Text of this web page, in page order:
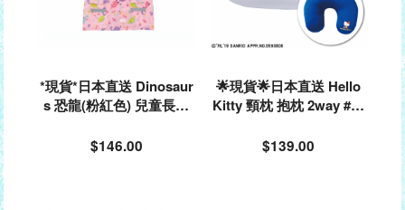
*現貨*日本直送 Dinosaur
s 恐龍(粉紅色) 兒童長袖
cm)#515330
$146.00
🌟現貨🌟日本直送 Hello
Kitty 頸枕 抱枕 2way #64
$139.00